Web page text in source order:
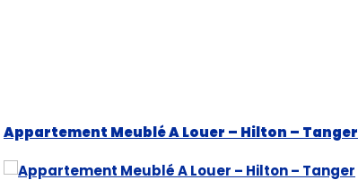
Appartement Meublé A Louer – Hilton – Tanger